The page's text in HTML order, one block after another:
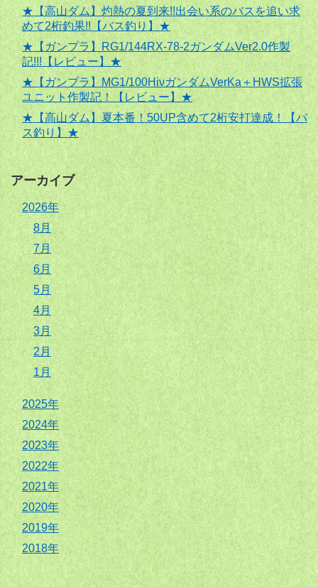
★【高山ダム】灼熱の夏到来!!出会い系のバスを追い求
めて2桁釣果!!【バス釣り】★
★【ガンプラ】RG1/144RX-78-2ガンダムVer2.0作製
記!!!【レビュー】★
★【ガンプラ】MG1/100HiνガンダムVerKa＋HWS拡張
ユニット作製記！【レビュー】★
★【高山ダム】夏本番！50UP含めて2桁安打達成！【バ
ス釣り】★
アーカイブ
2026年
8月
7月
6月
5月
4月
3月
2月
1月
2025年
2024年
2023年
2022年
2021年
2020年
2019年
2018年